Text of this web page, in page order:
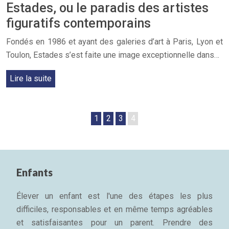
Estades, ou le paradis des artistes
figuratifs contemporains
Fondés en 1986 et ayant des galeries d’art à Paris, Lyon et
Toulon, Estades s’est faite une image exceptionnelle dans…
Lire la suite
1 2 3 4
Enfants
Élever un enfant est l'une des étapes les plus
difficiles, responsables et en même temps agréables
et satisfaisantes pour un parent. Prendre des